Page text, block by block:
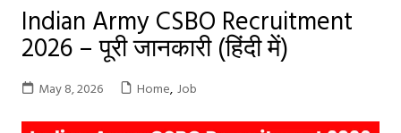
Indian Army CSBO Recruitment
2026 – पूरी जानकारी (हिंदी में)
May 8, 2026 Home, Job